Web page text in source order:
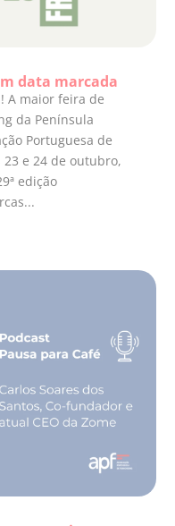
data marcada
A maior feira de
da Península
Portuguesa de
e 24 de outubro,
edição